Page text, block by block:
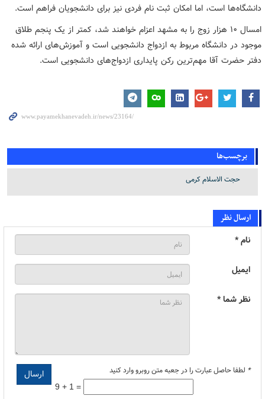
دانشگاه‌ها است، اما امکان ثبت نام فردی نیز برای دانشجویان فراهم است.
امسال ۱۰ هزار زوج را به مشهد اعزام خواهند شد، کمتر از یک پنجم طلاق
موجود در دانشگاه مربوط به ازدواج دانشجویی است و آموزش‌های ارائه شده
دفتر حضرت آقا مهم‌ترین رکن پایداری ازدواج‌های دانشجویی است.
برچسب‌ها
حجت الاسلام کرمی
ارسال نظر
نام *
ایمیل
نظر شما *
* لطفا حاصل عبارت را در جعبه متن روبرو وارد کنید
9 + 1 =